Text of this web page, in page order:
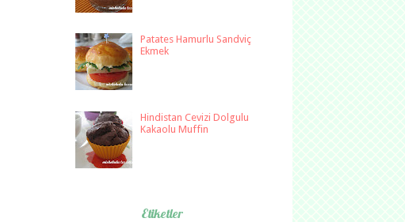
Patates Hamurlu Sandviç
Ekmek
Hindistan Cevizi Dolgulu
Kakaolu Muffin
Etiketler